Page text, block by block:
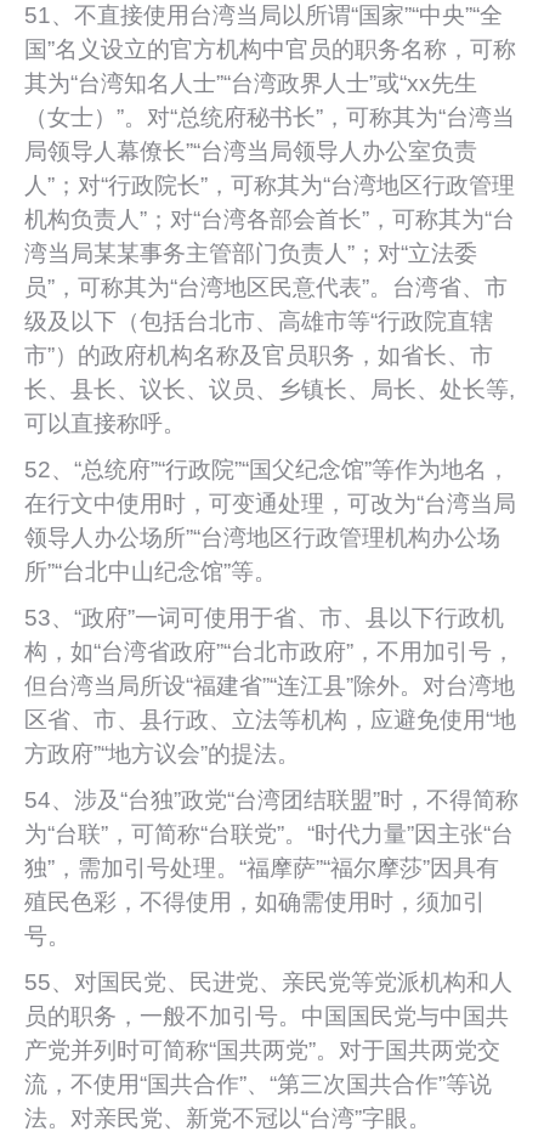
51、不直接使用台湾当局以所谓“国家”“中央”“全
国”名义设立的官方机构中官员的职务名称，可称
其为“台湾知名人士”“台湾政界人士”或“xx先生
（女士）”。对“总统府秘书长”，可称其为“台湾当
局领导人幕僚长”“台湾当局领导人办公室负责
人”；对“行政院长”，可称其为“台湾地区行政管理
机构负责人”；对“台湾各部会首长”，可称其为“台
湾当局某某事务主管部门负责人”；对“立法委
员”，可称其为“台湾地区民意代表”。台湾省、市
级及以下（包括台北市、高雄市等“行政院直辖
市”）的政府机构名称及官员职务，如省长、市
长、县长、议长、议员、乡镇长、局长、处长等,
可以直接称呼。
52、“总统府”“行政院”“国父纪念馆”等作为地名，
在行文中使用时，可变通处理，可改为“台湾当局
领导人办公场所”“台湾地区行政管理机构办公场
所”“台北中山纪念馆”等。
53、“政府”一词可使用于省、市、县以下行政机
构，如“台湾省政府”“台北市政府”，不用加引号，
但台湾当局所设“福建省”“连江县”除外。对台湾地
区省、市、县行政、立法等机构，应避免使用“地
方政府”“地方议会”的提法。
54、涉及“台独”政党“台湾团结联盟”时，不得简称
为“台联”，可简称“台联党”。“时代力量”因主张“台
独”，需加引号处理。“福摩萨”“福尔摩莎”因具有
殖民色彩，不得使用，如确需使用时，须加引
号。
55、对国民党、民进党、亲民党等党派机构和人
员的职务，一般不加引号。中国国民党与中国共
产党并列时可简称“国共两党”。对于国共两党交
流，不使用“国共合作”、“第三次国共合作”等说
法。对亲民党、新党不冠以“台湾”字眼。